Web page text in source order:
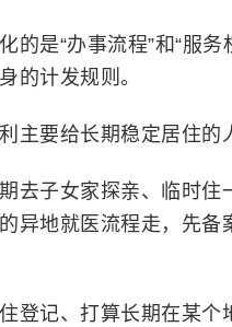
的是“办事流程”和“服务
的计发规则。
主要给长期稳定居住的
去子女家探亲、临时住
异地就医流程走，先备
登记、打算长期在某个